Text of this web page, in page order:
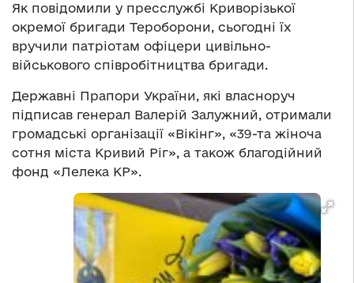
Як повідомили у пресслужбі Криворізької
окремої бригади Тероборони, сьогодні їх
вручили патріотам офіцери цивільно-
військового співробітництва бригади.
Державні Прапори України, які власноруч
підписав генерал Валерій Залужний, отримали
громадські організації «Вікінг», «39-та жіноча
сотня міста Кривий Ріг», а також благодійний
фонд «Лелека КР».